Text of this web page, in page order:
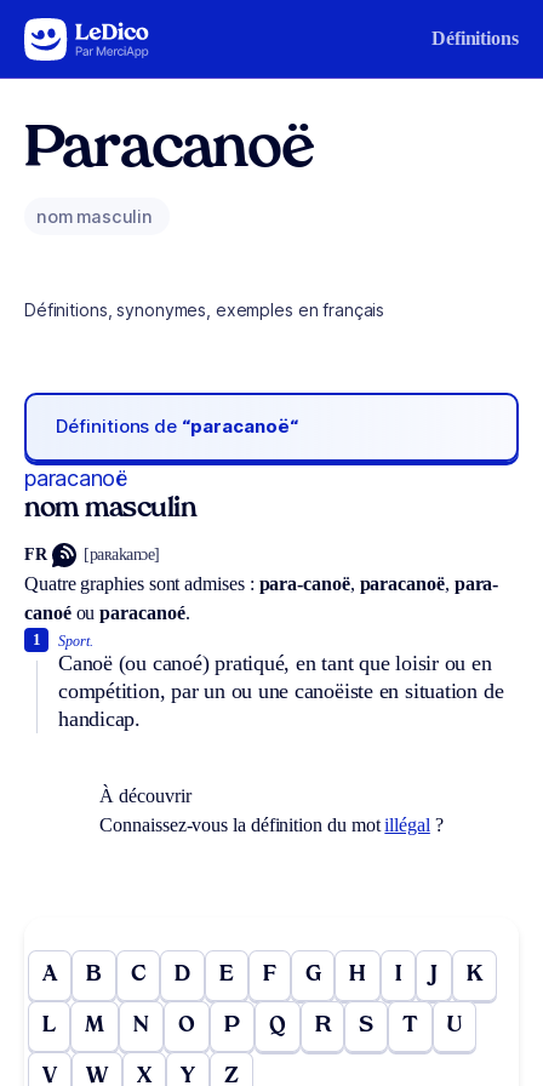
Aller au contenu Définitions
Paracanoë
nom masculin
Définitions, synonymes, exemples en français
Définitions de “paracanoë“
paracanoë
nom masculin
FR [paʀakanɔe]
Quatre graphies sont admises : para-canoë, paracanoë, para-
canoéouparacanoé.
Sport.
Canoë (ou canoé) pratiqué, en tant que loisir ou en
compétition, par un ou une canoëiste en situation de
handicap.
1
À découvrir
Connaissez-vous la définition du motillégal ?
A B C D E F G H I J K
L M N O P Q R S T U
V W X Y Z